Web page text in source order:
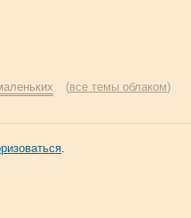
(все темы облаком)
.